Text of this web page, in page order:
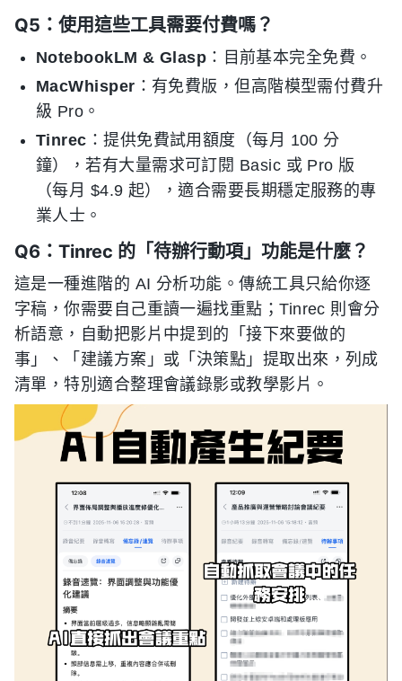
Q5：使用這些工具需要付費嗎？
NotebookLM & Glasp ：目前基本完全免費。
MacWhisper ：有免費版，但高階模型需付費升
級 Pro。
Tinrec ：提供免費試用額度（每月 100 分
鐘），若有大量需求可訂閱 Basic 或 Pro 版
（每月 $4.9 起），適合需要長期穩定服務的專
業人士。
Q6：Tinrec 的「待辦行動項」功能是什麼？
這是一種進階的 AI 分析功能。傳統工具只給你逐
字稿，你需要自己重讀一遍找重點；Tinrec 則會分
析語意，自動把影片中提到的「接下來要做的
事」、「建議方案」或「決策點」提取出來，列成
清單，特別適合整理會議錄影或教學影片。